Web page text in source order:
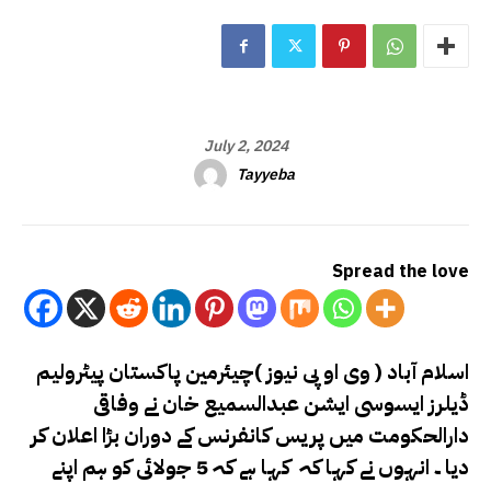
July 2, 2024
Tayyeba
Spread the love
اسلام آباد ( وی او پی نیوز )چیئرمین پاکستان پیٹرولیم
ڈیلرز ایسوسی ایشن عبدالسمیع خان نے وفاقی
دارالحکومت میں پریس کانفرنس کے دوران بڑا اعلان کر
دیا ۔ انہوں نے کہا کہ کہا ہے کہ 5 جولائی کو ہم اپنے